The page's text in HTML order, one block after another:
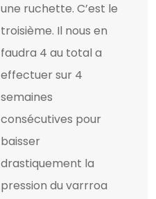
une ruchette. C’est le
troisième. Il nous en
faudra 4 au total a
effectuer sur 4
semaines
consécutives pour
baisser
drastiquement la
pression du varrroa